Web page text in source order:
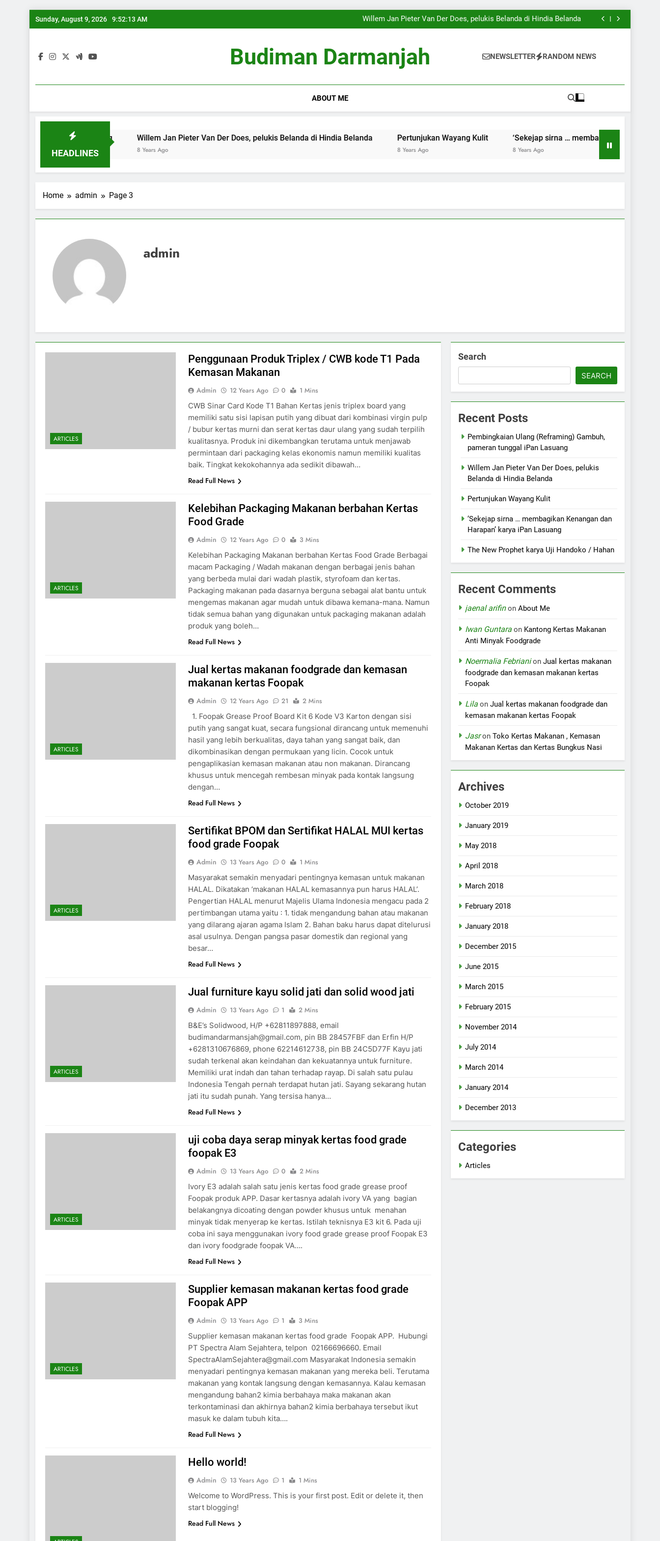
Skip
to
Sunday, August 9, 2026 9:52:13 AM
Pembingkaian Ulang (Reframing) Gambuh, pameran tunggal iPan Lasuang
Willem Jan Pieter Van Der Does, pelukis Belanda di Hindia Belanda
Pertunjukan Wayang Kulit
Willem Jan Pieter Van Der Does, pelukis Belanda di Hindia Belanda
Pertunjukan Wayang Kulit
Budiman Darmanjah NEWSLETTER RANDOM NEWS
ABOUT ME
HEADLINES
iPan Lasuang Willem Jan Pieter Van Der Does, pelukis Belanda di Hindia Belanda Pertunjukan Wayang Kulit ‘Sekejap sirna … membagikan Kenangan dan
Home admin Page 3
admin
ARTICLES
Penggunaan Produk Triplex / CWB kode T1 Pada
Kemasan Makanan
Admin 12 Years Ago 0
1 Mins
CWB Sinar Card Kode T1 Bahan Kertas jenis triplex board yang
memiliki satu sisi lapisan putih yang dibuat dari kombinasi virgin pulp
/ bubur kertas murni dan serat kertas daur ulang yang sudah terpilih
kualitasnya. Produk ini dikembangkan terutama untuk menjawab
permintaan dari packaging kelas ekonomis namun memiliki kualitas
baik. Tingkat kekokohannya ada sedikit dibawah…
Read Full News
ARTICLES
Kelebihan Packaging Makanan berbahan Kertas
Food Grade
Admin 12 Years Ago 0
3 Mins
Kelebihan Packaging Makanan berbahan Kertas Food Grade Berbagai
macam Packaging / Wadah makanan dengan berbagai jenis bahan
yang berbeda mulai dari wadah plastik, styrofoam dan kertas.
Packaging makanan pada dasarnya berguna sebagai alat bantu untuk
mengemas makanan agar mudah untuk dibawa kemana-mana. Namun
tidak semua bahan yang digunakan untuk packaging makanan adalah
produk yang boleh…
Read Full News
ARTICLES
Jual kertas makanan foodgrade dan kemasan
makanan kertas Foopak
Admin 12 Years Ago 21
2 Mins
1. Foopak Grease Proof Board Kit 6 Kode V3 Karton dengan sisi
putih yang sangat kuat, secara fungsional dirancang untuk memenuhi
hasil yang lebih berkualitas, daya tahan yang sangat baik, dan
dikombinasikan dengan permukaan yang licin. Cocok untuk
pengaplikasian kemasan makanan atau non makanan. Dirancang
khusus untuk mencegah rembesan minyak pada kontak langsung
dengan…
Read Full News
ARTICLES
Sertifikat BPOM dan Sertifikat HALAL MUI kertas
food grade Foopak
Admin 13 Years Ago 0
1 Mins
Masyarakat semakin menyadari pentingnya kemasan untuk makanan
HALAL. Dikatakan ‘makanan HALAL kemasannya pun harus HALAL’.
Pengertian HALAL menurut Majelis Ulama Indonesia mengacu pada 2
pertimbangan utama yaitu : 1. tidak mengandung bahan atau makanan
yang dilarang ajaran agama Islam 2. Bahan baku harus dapat ditelurusi
asal usulnya. Dengan pangsa pasar domestik dan regional yang
besar…
Read Full News
ARTICLES
Jual furniture kayu solid jati dan solid wood jati
Admin 13 Years Ago 1
2 Mins
B&E’s Solidwood, H/P +62811897888, email
budimandarmansjah@gmail.com, pin BB 28457FBF dan Erfin H/P
+6281310676869, phone 62214612738, pin BB 24C5D77F Kayu jati
sudah terkenal akan keindahan dan kekuatannya untuk furniture.
Memiliki urat indah dan tahan terhadap rayap. Di salah satu pulau
Indonesia Tengah pernah terdapat hutan jati. Sayang sekarang hutan
jati itu sudah punah. Yang tersisa hanya…
Read Full News
ARTICLES
uji coba daya serap minyak kertas food grade
foopak E3
Admin 13 Years Ago 0
2 Mins
Ivory E3 adalah salah satu jenis kertas food grade grease proof
Foopak produk APP. Dasar kertasnya adalah ivory VA yang bagian
belakangnya dicoating dengan powder khusus untuk menahan
minyak tidak menyerap ke kertas. Istilah teknisnya E3 kit 6. Pada uji
coba ini saya menggunakan ivory food grade grease proof Foopak E3
dan ivory foodgrade foopak VA….
Read Full News
ARTICLES
Supplier kemasan makanan kertas food grade
Foopak APP
Admin 13 Years Ago 1
3 Mins
Supplier kemasan makanan kertas food grade Foopak APP. Hubungi
PT Spectra Alam Sejahtera, telpon 02166696660. Email
SpectraAlamSejahtera@gmail.com Masyarakat Indonesia semakin
menyadari pentingnya kemasan makanan yang mereka beli. Terutama
makanan yang kontak langsung dengan kemasannya. Kalau kemasan
mengandung bahan2 kimia berbahaya maka makanan akan
terkontaminasi dan akhirnya bahan2 kimia berbahaya tersebut ikut
masuk ke dalam tubuh kita….
Read Full News
Hello world!
Admin 13 Years Ago 1
1 Mins
Welcome to WordPress. This is your first post. Edit or delete it, then
start blogging!
Read Full News
Search
SEARCH
Recent Posts
Pembingkaian Ulang (Reframing) Gambuh,
pameran tunggal iPan Lasuang
Willem Jan Pieter Van Der Does, pelukis
Belanda di Hindia Belanda
Pertunjukan Wayang Kulit
‘Sekejap sirna … membagikan Kenangan dan
Harapan’ karya iPan Lasuang
The New Prophet karya Uji Handoko / Hahan
Recent Comments
jaenal arifinonAbout Me
Iwan Guntara on Kantong Kertas Makanan
Anti Minyak Foodgrade
Noermalia FebrianionJual kertas makanan
foodgrade dan kemasan makanan kertas
Foopak
Lila onJual kertas makanan foodgrade dan
kemasan makanan kertas Foopak
JasronToko Kertas Makanan , Kemasan
Makanan Kertas dan Kertas Bungkus Nasi
Archives
October 2019
January 2019
May 2018
April 2018
March 2018
February 2018
January 2018
December 2015
June 2015
March 2015
February 2015
November 2014
July 2014
March 2014
January 2014
December 2013
Categories
Articles